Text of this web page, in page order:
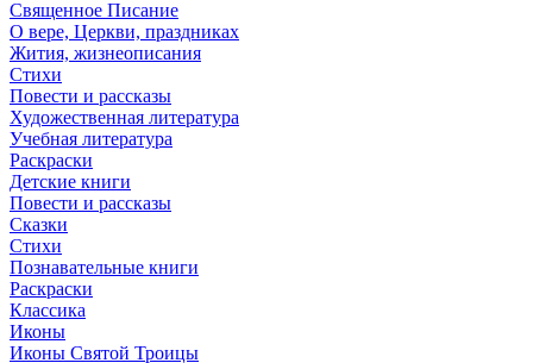
Священное Писание
О вере, Церкви, праздниках
Жития, жизнеописания
Стихи
Повести и рассказы
Художественная литература
Учебная литература
Раскраски
Детские книги
Повести и рассказы
Сказки
Стихи
Познавательные книги
Раскраски
Классика
Иконы
Иконы Святой Троицы